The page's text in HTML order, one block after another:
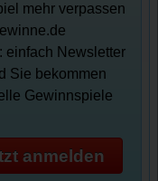
mehr verpassen
einfach Newsletter
Sie bekommen
Gewinnspiele
anmelden